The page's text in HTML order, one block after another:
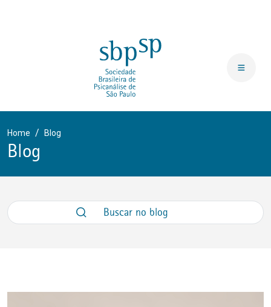
Home Blog
Blog